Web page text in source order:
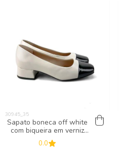
Sapato boneca off white
com biqueira em verniz
preta & salto bloco
0.0